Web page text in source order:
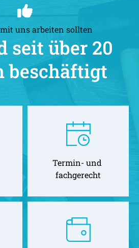
uns arbeiten sollten
seit über 20
beschäftigt
Termin- und
fachgerecht